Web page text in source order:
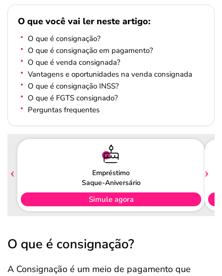
O que você vai ler neste artigo:
O que é consignação?
O que é consignação em pagamento?
O que é venda consignada?
Vantagens e oportunidades na venda consignada
O que é consignação INSS?
O que é FGTS consignado?
Perguntas frequentes
Empréstimo
Saque-Aniversário
Simule agora
O que é consignação?
A Consignação é um meio de pagamento que